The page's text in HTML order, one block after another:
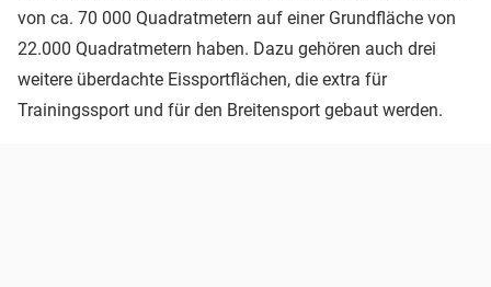
von ca. 70 000 Quadratmetern auf einer Grundfläche von
22.000 Quadratmetern haben. Dazu gehören auch drei
weitere überdachte Eissportflächen, die extra für
Trainingssport und für den Breitensport gebaut werden.